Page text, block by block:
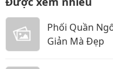
Phối Quần
Giản Mà Đẹp